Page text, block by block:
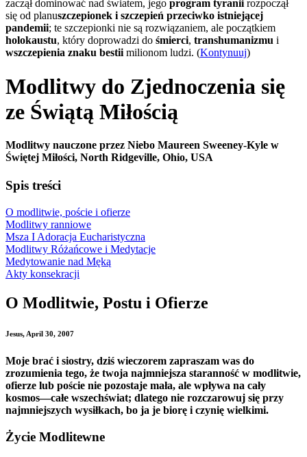
zaczął dominować nad światem, jego program tyranii rozpoczął
się od planuszczepionek i szczepień przeciwko istniejącej
pandemii; te szczepionki nie są rozwiązaniem, ale początkiem
holokaustu, który doprowadzi do śmierci, transhumanizmu i
wszczepienia znaku bestii milionom ludzi. (Kontynuuj)
Modlitwy do Zjednoczenia się
ze Świątą Miłością
Modlitwy nauczone przez Niebo Maureen Sweeney-Kyle w
Świętej Miłości, North Ridgeville, Ohio, USA
Spis treści
O modlitwie, poście i ofierze
Modlitwy ranniowe
Msza I Adoracja Eucharistyczna
Modlitwy Różańcowe i Medytacje
Medytowanie nad Męką
Akty konsekracji
O Modlitwie, Postu i Ofierze
Jesus, April 30, 2007
Moje brać i siostry, dziś wieczorem zapraszam was do
zrozumienia tego, że twoja najmniejsza staranność w modlitwie,
ofierze lub poście nie pozostaje mała, ale wpływa na cały
kosmos—całe wszechświat; dlatego nie rozczarowuj się przy
najmniejszych wysiłkach, bo ja je biorę i czynię wielkimi.
Życie Modlitewne